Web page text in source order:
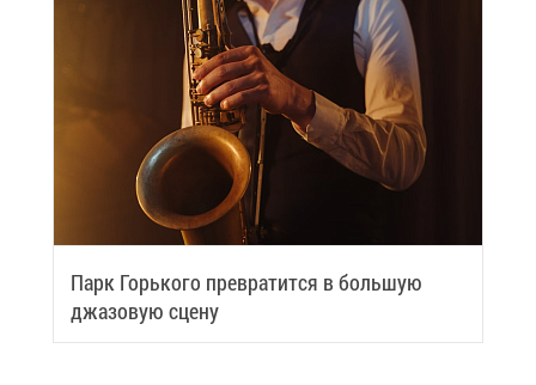
Парк Горь­ко­го пре­вра­тит­ся в боль­шую
джа­зо­вую сце­ну